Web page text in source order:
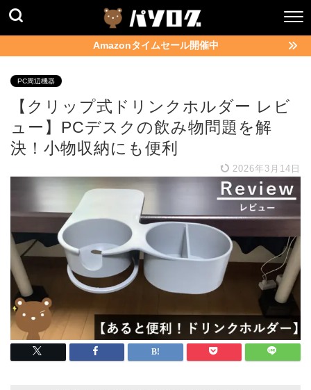
Amazonタイムセール開催中
PC周辺機器
【クリップ式ドリンクホルダー レビ
ュー】PCデスクの飲み物問題を解
決！小物収納にも便利
2026年3月14日